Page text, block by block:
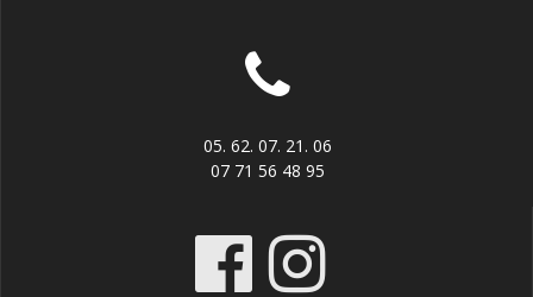
05. 62. 07. 21. 06
07 71 56 48 95